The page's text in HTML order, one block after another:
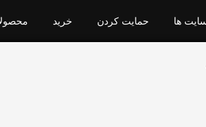
خرید حمایت کردن ها